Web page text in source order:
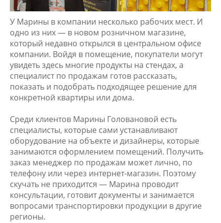
У Марины в компании несколько рабочих мест. И
одно из них — в новом розничном магазине,
который недавно открылся в центральном офисе
компании. Войдя в помещение, покупатели могут
увидеть здесь многие продукты на стендах, а
специалист по продажам готов рассказать,
показать и подобрать подходящее решение для
конкретной квартиры или дома.
Среди клиентов Марины Головановой есть
специалисты, которые сами устанавливают
оборудование на объекте и дизайнеры, которые
занимаются оформлением помещений. Получить
заказ менеджер по продажам может лично, по
телефону или через интернет-магазин. Поэтому
скучать не приходится — Марина проводит
консультации, готовит документы и занимается
вопросами транспортировки продукции в другие
регионы.